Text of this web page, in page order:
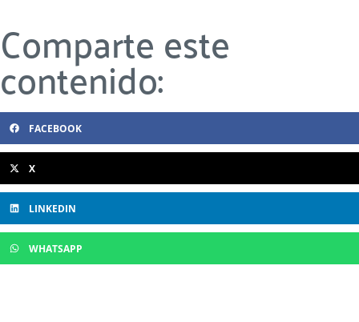
Comparte este
contenido:
FACEBOOK
X
LINKEDIN
WHATSAPP